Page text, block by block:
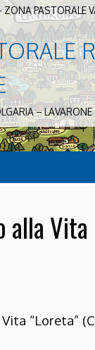
PASTORALE
–
alla Vita
“Loreta”